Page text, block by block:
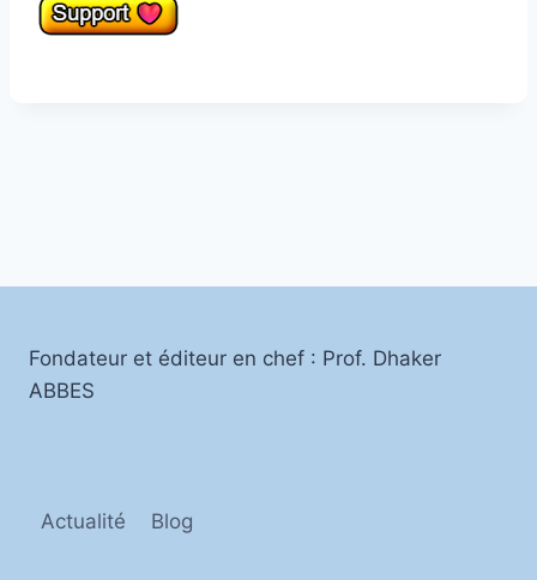
Fondateur et éditeur en chef : Prof. Dhaker
ABBES
Actualité Blog